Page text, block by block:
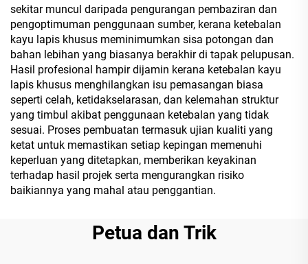
sekitar muncul daripada pengurangan pembaziran dan
pengoptimuman penggunaan sumber, kerana ketebalan
kayu lapis khusus meminimumkan sisa potongan dan
bahan lebihan yang biasanya berakhir di tapak pelupusan.
Hasil profesional hampir dijamin kerana ketebalan kayu
lapis khusus menghilangkan isu pemasangan biasa
seperti celah, ketidakselarasan, dan kelemahan struktur
yang timbul akibat penggunaan ketebalan yang tidak
sesuai. Proses pembuatan termasuk ujian kualiti yang
ketat untuk memastikan setiap kepingan memenuhi
keperluan yang ditetapkan, memberikan keyakinan
terhadap hasil projek serta mengurangkan risiko
baikiannya yang mahal atau penggantian.
Petua dan Trik